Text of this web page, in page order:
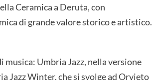
Ceramica a Deruta, con
di grande valore storico e artistico.
Umbria Jazz, nella versione
Jazz Winter, che si svolge ad Orvieto